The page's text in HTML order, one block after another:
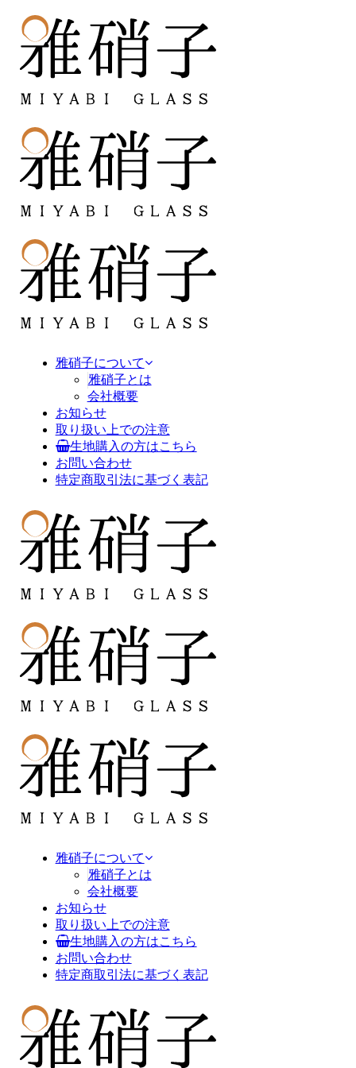
雅硝子について
雅硝子とは
会社概要
お知らせ
取り扱い上での注意
生地購入の方はこちら
お問い合わせ
特定商取引法に基づく表記
雅硝子について
雅硝子とは
会社概要
お知らせ
取り扱い上での注意
生地購入の方はこちら
お問い合わせ
特定商取引法に基づく表記